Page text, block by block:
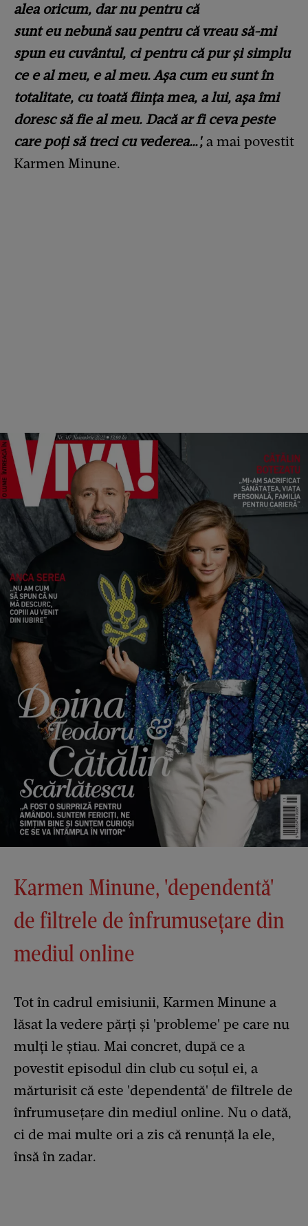
alea oricum, dar nu pentru că
sunt eu nebună sau pentru că vreau să-mi
spun eu cuvântul, ci pentru că pur și simplu
ce e al meu, e al meu. Așa cum eu sunt în
totalitate, cu toată ființa mea, a lui, așa îmi
doresc să fie al meu. Dacă ar fi ceva peste
care poți să treci cu vederea…', a mai povestit
Karmen Minune.
Karmen Minune, 'dependentă'
de filtrele de înfrumusețare din
mediul online
Tot în cadrul emisiunii, Karmen Minune a
lăsat la vedere părți și 'probleme' pe care nu
mulți le știau. Mai concret, după ce a
povestit episodul din club cu soțul ei, a
mărturisit că este 'dependentă' de filtrele de
înfrumusețare din mediul online. Nu o dată,
ci de mai multe ori a zis că renunță la ele,
însă în zadar.